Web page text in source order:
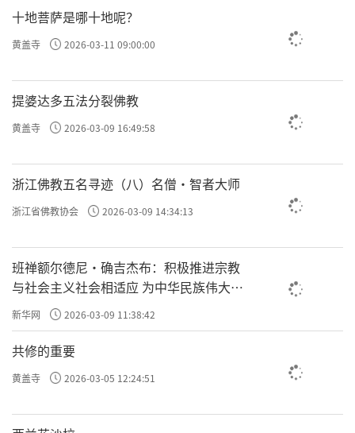
十地菩萨是哪十地呢？
黄盖寺 2026-03-11 09:00:00
提婆达多五法分裂佛教
黄盖寺 2026-03-09 16:49:58
浙江佛教五名寻迹（八）名僧·智者大师
浙江省佛教协会 2026-03-09 14:34:13
班禅额尔德尼·确吉杰布：积极推进宗教
与社会主义社会相适应 为中华民族伟大复
兴贡献力量
新华网 2026-03-09 11:38:42
共修的重要
黄盖寺 2026-03-05 12:24:51